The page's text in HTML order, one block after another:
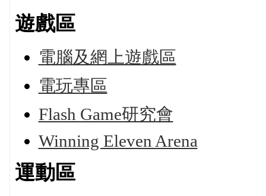
遊戲區
電腦及網上遊戲區
電玩專區
Flash Game研究會
Winning Eleven Arena
運動區